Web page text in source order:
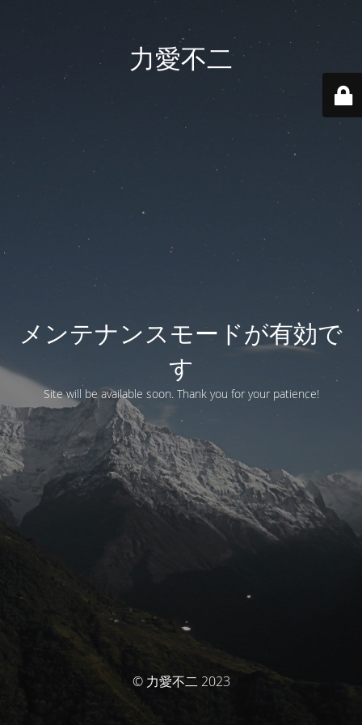
力愛不二
メンテナンスモードが有効で
す
Site will be available soon. Thank you for your patience!
© 力愛不二 2023